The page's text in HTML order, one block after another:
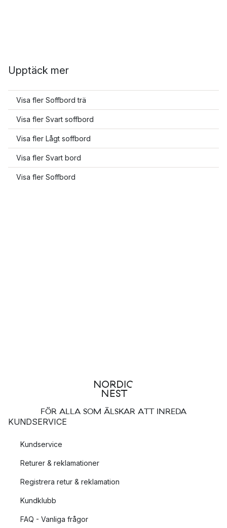
Upptäck mer
Visa fler Soffbord trä
Visa fler Svart soffbord
Visa fler Lågt soffbord
Visa fler Svart bord
Visa fler Soffbord
FÖR ALLA SOM ÄLSKAR ATT INREDA
KUNDSERVICE
Kundservice
Returer & reklamationer
Registrera retur & reklamation
Kundklubb
FAQ - Vanliga frågor